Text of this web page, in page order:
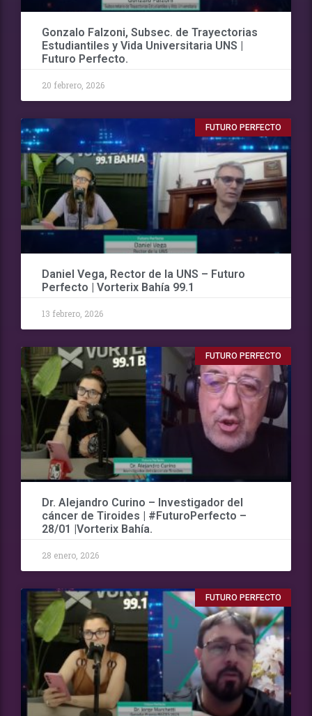
Gonzalo Falzoni, Subsec. de Trayectorias
Estudiantiles y Vida Universitaria UNS |
Futuro Perfecto.
20 febrero, 2026
FUTURO PERFECTO
Daniel Vega, Rector de la UNS – Futuro
Perfecto | Vorterix Bahía 99.1
13 febrero, 2026
FUTURO PERFECTO
Dr. Alejandro Curino – Investigador del
cáncer de Tiroides | #FuturoPerfecto –
28/01 |Vorterix Bahía.
28 enero, 2026
FUTURO PERFECTO